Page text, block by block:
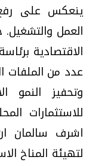
ينعكس على رفع
العمل والتشغيل.
الاقتصادية
عدد من الملفات
وتحفيز النمو
للاستثمارات
اشرف سالمان
لتهيئة المناخ